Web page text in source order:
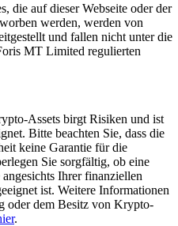
die auf dieser Webseite oder der
werden, werden von
und fallen nicht unter die
MT Limited regulierten
Assets birgt Risiken und ist
Bitte beachten Sie, dass die
keine Garantie für die
Sie sorgfältig, ob eine
Ihrer finanziellen
ist. Weitere Informationen
oder dem Besitz von Krypto-
.